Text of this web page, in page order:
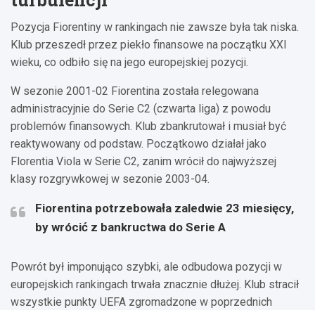
Pozycja Fiorentiny w rankingach nie zawsze była tak niska.
Klub przeszedł przez piekło finansowe na początku XXI
wieku, co odbiło się na jego europejskiej pozycji.
W sezonie 2001-02 Fiorentina została relegowana
administracyjnie do Serie C2 (czwarta liga) z powodu
problemów finansowych. Klub zbankrutował i musiał być
reaktywowany od podstaw. Początkowo działał jako
Florentia Viola w Serie C2, zanim wrócił do najwyższej
klasy rozgrywkowej w sezonie 2003-04.
Fiorentina potrzebowała zaledwie 23 miesięcy,
by wrócić z bankructwa do Serie A
Powrót był imponująco szybki, ale odbudowa pozycji w
europejskich rankingach trwała znacznie dłużej. Klub stracił
wszystkie punkty UEFA zgromadzone w poprzednich